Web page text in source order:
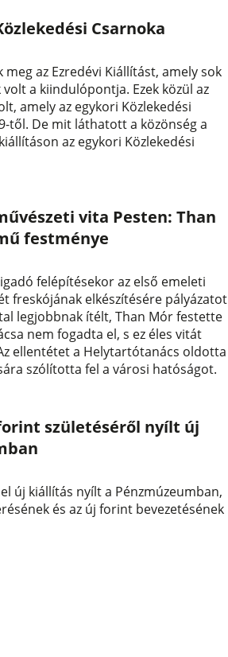
Csarnoka
az Ezredévi Kiállítást, amely sok
a kiindulópontja. Ezek közül az
amely az egykori Közlekedési
től. De mit láthatott a közönség a
az egykori Közlekedési
vita Pesten: Than
festménye
felépítésekor az első emeleti
freskójának elkészítésére pályázatot
legjobbnak ítélt, Than Mór festette
nem fogadta el, s ez éles vitát
ellentétet a Helytartótanács oldotta
szólította fel a városi hatóságot.
születéséről nyílt új
új kiállítás nyílt a Pénzmúzeumban,
és az új forint bevezetésének